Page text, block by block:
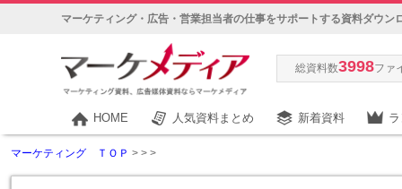
マーケティング・広告・営業担当者の仕事をサポートする資料ダウン
総資料数3998ファ
HOME 人気資料まとめ 新着資料
マーケティング ＴＯＰ > > >